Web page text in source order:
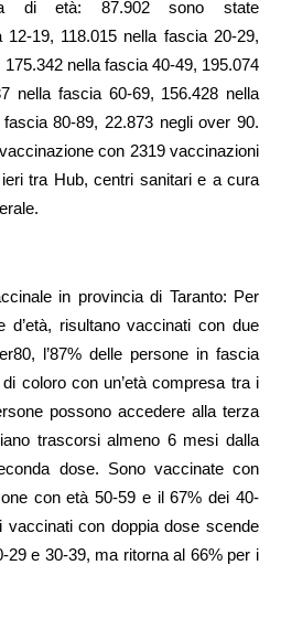
di età: 87.902 sono state
19, 118.015 nella fascia 20-29,
nella fascia 40-49, 195.074
nella fascia 60-69, 156.428 nella
80-89, 22.873 negli over 90.
con 2319 vaccinazioni
tra Hub, centri sanitari e a cura
in provincia di Taranto: Per
d’età, risultano vaccinati con due
l’87% delle persone in fascia
di coloro con un’età compresa tra i
possono accedere alla terza
trascorsi almeno 6 mesi dalla
dose. Sono vaccinate con
con età 50-59 e il 67% dei 40-
vaccinati con doppia dose scende
29 e 30-39, ma ritorna al 66% per i